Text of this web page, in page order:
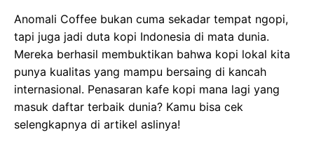
Anomali Coffee bukan cuma sekadar tempat ngopi,
tapi juga jadi duta kopi Indonesia di mata dunia.
Mereka berhasil membuktikan bahwa kopi lokal kita
punya kualitas yang mampu bersaing di kancah
internasional. Penasaran kafe kopi mana lagi yang
masuk daftar terbaik dunia? Kamu bisa cek
selengkapnya di artikel aslinya!